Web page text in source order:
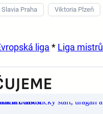
Slavia Praha Viktoria Plzeň
liga * Liga mistrů